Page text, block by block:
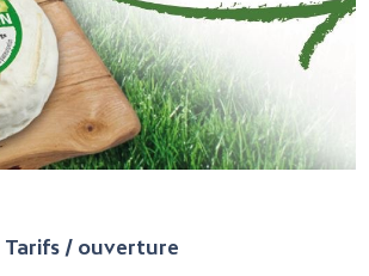
Tarifs / ouverture